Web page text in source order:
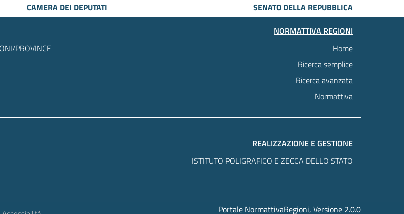
CAMERA DEI DEPUTATI
SENATO DELLA REPUBBLICA
PROVINCE
NORMATTIVA REGIONI
Home
Ricerca semplice
Ricerca avanzata
Normattiva
REALIZZAZIONE E GESTIONE
ISTITUTO POLIGRAFICO E ZECCA DELLO STATO
Portale NormattivaRegioni, Versione 2.0.0